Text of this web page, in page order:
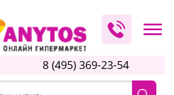
8 (495) 369-23-54